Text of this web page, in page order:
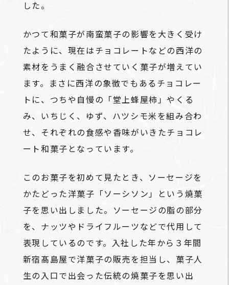
した。
かつて和菓子が南蛮菓子の影響を大きく受け
たように、現在はチョコレートなどの西洋の
素材をうまく融合させていく菓子が増えてい
ます。まさに西洋の象徴でもあるチョコレー
トに、つちや自慢の「堂上蜂屋柿」やくる
み、いちじく、ゆず、ハツシモ米を組み合わ
せ、それぞれの食感や香味がいきたチョコレ
ート和菓子となっています。
このお菓子を初めて見たとき、ソーセージを
かたどった洋菓子「ソーシソン」という焼菓
子を思い出しました。ソーセージの脂の部分
を、ナッツやドライフルーツなどで代用して
表現しているのです。入社した年から３年間
新宿髙島屋で洋菓子の販売を担当し、菓子人
生の入口で出会った伝統の焼菓子を思い出